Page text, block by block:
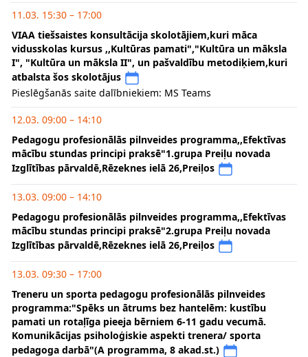
11.03. 15:30 – 17:00
VIAA tiešsaistes konsultācija skolotājiem,kuri māca
vidusskolas kursus ,,Kultūras pamati","Kultūra un māksla
I", "Kultūra un māksla II", un pašvaldību metodiķiem,kuri
atbalsta šos skolotājus
Pieslēgšanās saite dalībniekiem: MS Teams
12.03. 09:00 – 14:10
Pedagogu profesionālās pilnveides programma,,Efektīvas
mācību stundas principi praksē"1.grupa Preiļu novada
Izglītības pārvaldē,Rēzeknes ielā 26,Preiļos
13.03. 09:00 – 14:10
Pedagogu profesionālās pilnveides programma,,Efektīvas
mācību stundas principi praksē"2.grupa Preiļu novada
Izglītības pārvaldē,Rēzeknes ielā 26,Preiļos
13.03. 09:30 – 17:00
Treneru un sporta pedagogu profesionālās pilnveides
programma:"Spēks un ātrums bez hantelēm: kustību
pamati un rotaļīga pieeja bērniem 6-11 gadu vecumā.
Komunikācijas psiholoģiskie aspekti trenera/ sporta
pedagoga darbā"(A programma, 8 akad.st.)